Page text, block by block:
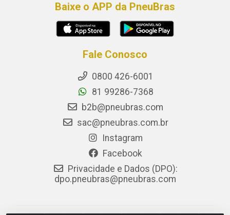
Baixe o APP da PneuBras
Fale Conosco
0800 426-6001
81 99286-7368
b2b@pneubras.com
sac@pneubras.com.br
Instagram
Facebook
Privacidade e Dados (DPO):
dpo.pneubras@pneubras.com